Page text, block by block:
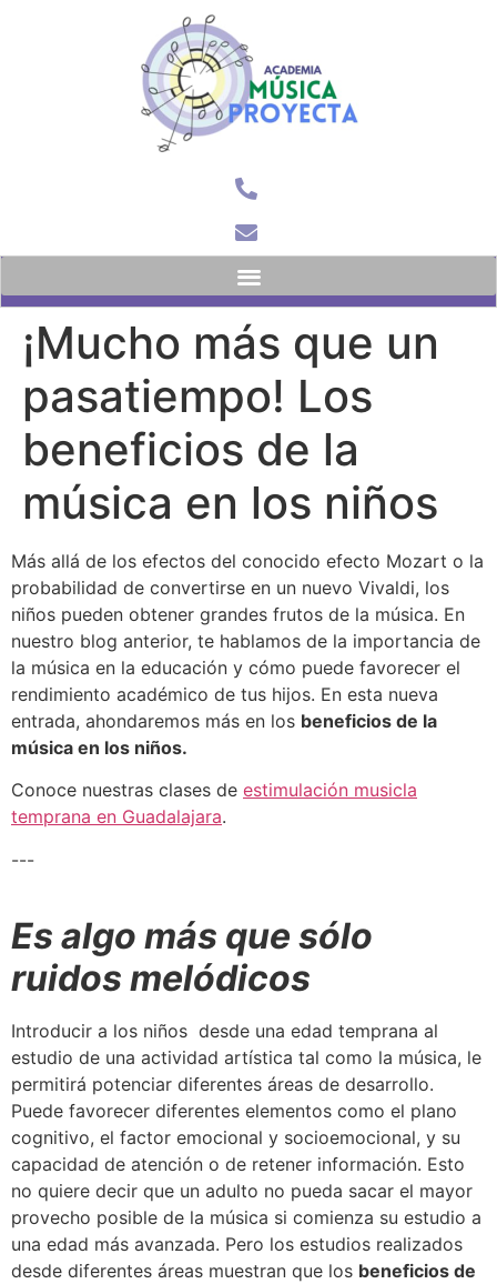
¡Mucho más que un
pasatiempo! Los
beneficios de la
música en los niños
Más allá de los efectos del conocido efecto Mozart o la
probabilidad de convertirse en un nuevo Vivaldi, los
niños pueden obtener grandes frutos de la música. En
nuestro blog anterior, te hablamos de la importancia de
la música en la educación y cómo puede favorecer el
rendimiento académico de tus hijos. En esta nueva
entrada, ahondaremos más en los beneficios de la
música en los niños.
Conoce nuestras clases de estimulación musicla
temprana en Guadalajara.
---
Es algo más que sólo
ruidos melódicos
Introducir a los niños desde una edad temprana al
estudio de una actividad artística tal como la música, le
permitirá potenciar diferentes áreas de desarrollo.
Puede favorecer diferentes elementos como el plano
cognitivo, el factor emocional y socioemocional, y su
capacidad de atención o de retener información. Esto
no quiere decir que un adulto no pueda sacar el mayor
provecho posible de la música si comienza su estudio a
una edad más avanzada. Pero los estudios realizados
desde diferentes áreas muestran que los beneficios de